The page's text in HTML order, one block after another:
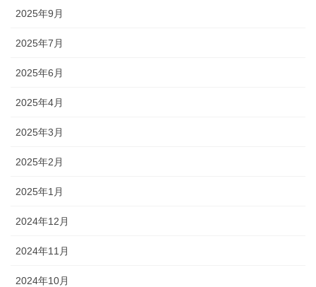
2025年9月
2025年7月
2025年6月
2025年4月
2025年3月
2025年2月
2025年1月
2024年12月
2024年11月
2024年10月